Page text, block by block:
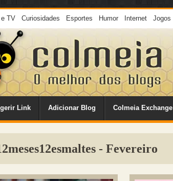
TV Curiosidades Esportes Humor Internet Jogos
Link Adicionar Blog Colmeia Exchange
- Fevereiro